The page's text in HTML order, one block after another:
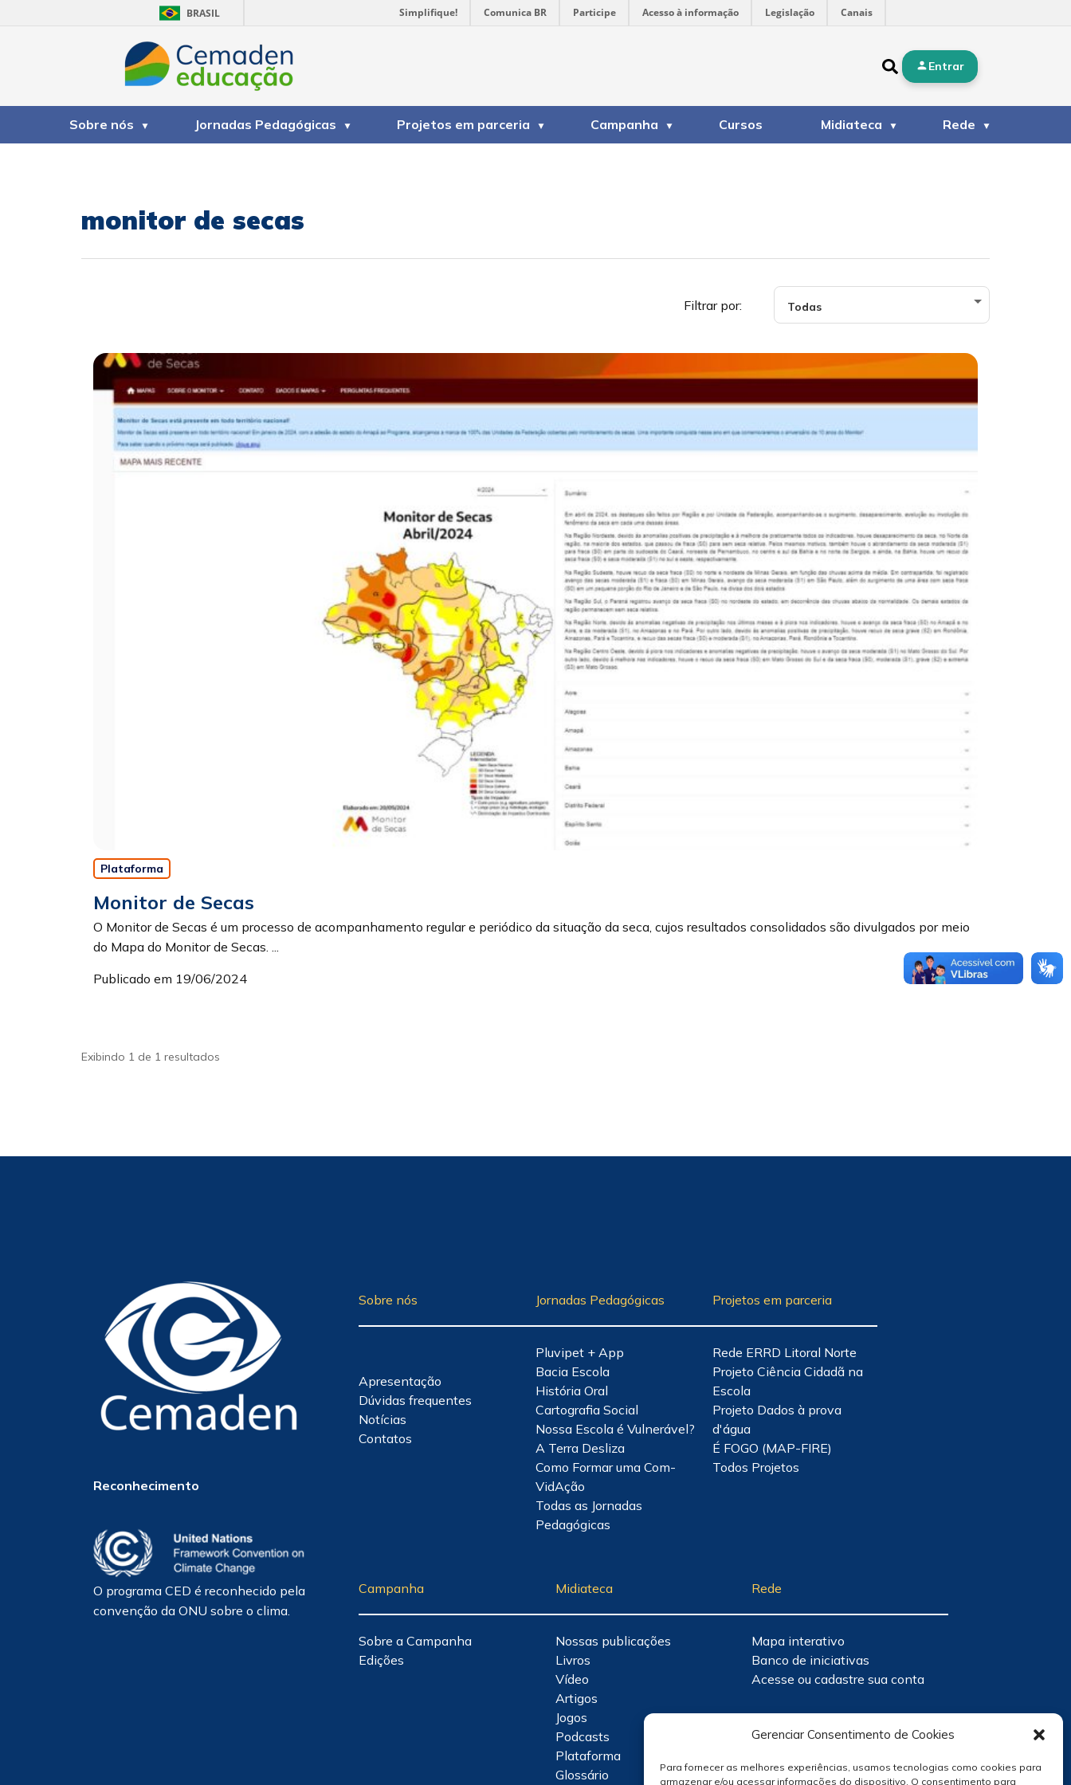
Gerenciar Consentimento de Cookies
Para fornecer as melhores experiências, usamos tecnologias como cookies para
armazenar e/ou acessar informações do dispositivo. O consentimento para
BRASIL Simplifique! Comunica BR Participe Acesso à informação Legislação Canais
Entrar
Sobre nós Jornadas Pedagógicas Projetos em parceria Campanha Cursos Midiateca Rede
monitor de secas
Filtrar por:
Plataforma
Monitor de Secas
O Monitor de Secas é um processo de acompanhamento regular e periódico da situação da seca, cujos resultados consolidados são divulgados por meio
do Mapa do Monitor de Secas. ...
Publicado em 19/06/2024
Exibindo 1 de 1 resultados
Reconhecimento
O programa CED é reconhecido pela
convenção da ONU sobre o clima.
Sobre nós
Apresentação
Dúvidas frequentes
Notícias
Contatos
Jornadas Pedagógicas
Pluvipet + App
Bacia Escola
História Oral
Cartografia Social
Nossa Escola é Vulnerável?
A Terra Desliza
Como Formar uma Com-
VidAção
Todas as Jornadas
Pedagógicas
Projetos em parceria
Rede ERRD Litoral Norte
Projeto Ciência Cidadã na
Escola
Projeto Dados à prova
d'água
É FOGO (MAP-FIRE)
Todos Projetos
Campanha
Sobre a Campanha
Edições
Midiateca
Nossas publicações
Livros
Vídeo
Artigos
Jogos
Podcasts
Plataforma
Glossário
Rede
Mapa interativo
Banco de iniciativas
Acesse ou cadastre sua conta